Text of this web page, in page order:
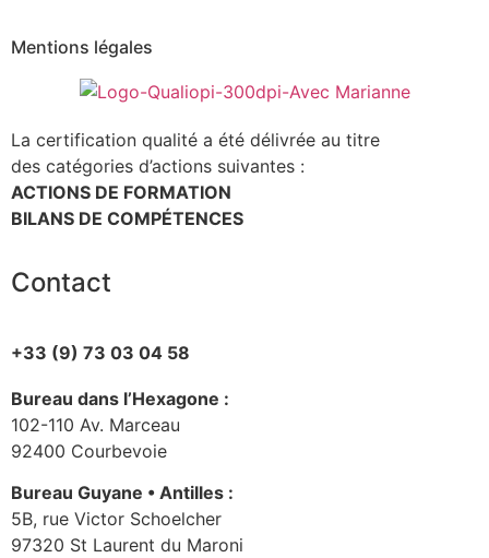
Mentions légales
La certification qualité a été délivrée au titre
des catégories d’actions suivantes :
ACTIONS DE FORMATION
BILANS DE COMPÉTENCES
Contact
+33 (9) 73 03 04 58
Bureau dans l’Hexagone :
102-110 Av. Marceau
92400 Courbevoie
Bureau Guyane • Antilles :
5B, rue Victor Schoelcher
97320 St Laurent du Maroni